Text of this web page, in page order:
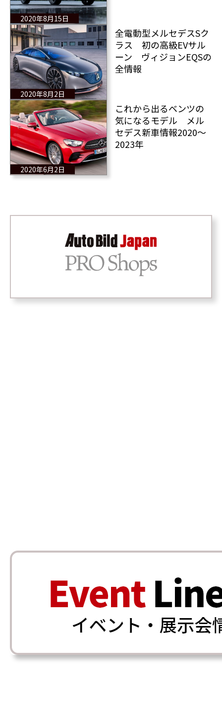
2020年8月15日
2020年8月2日
全電動型メルセデスSク
ラス 初の高級EVサル
ーン ヴィジョンEQSの
全情報
2020年6月2日
これから出るベンツの
気になるモデル メル
セデス新車情報2020～
2023年